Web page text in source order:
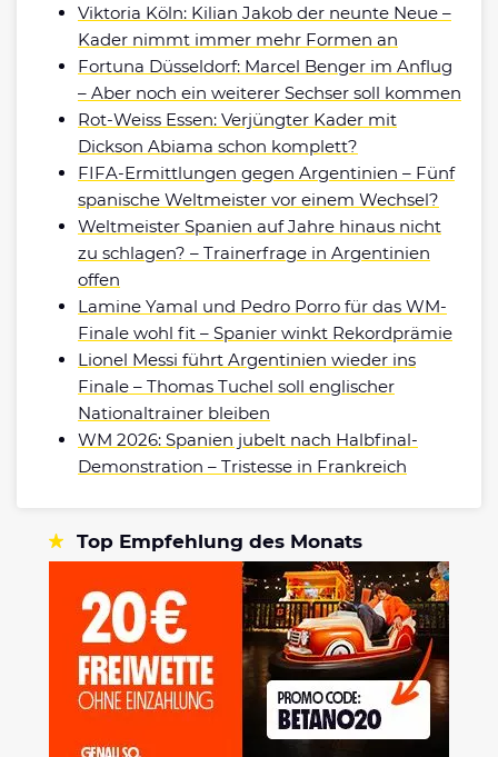
Viktoria Köln: Kilian Jakob der neunte Neue –
Kader nimmt immer mehr Formen an
Fortuna Düsseldorf: Marcel Benger im Anflug
– Aber noch ein weiterer Sechser soll kommen
Rot-Weiss Essen: Verjüngter Kader mit
Dickson Abiama schon komplett?
FIFA-Ermittlungen gegen Argentinien – Fünf
spanische Weltmeister vor einem Wechsel?
Weltmeister Spanien auf Jahre hinaus nicht
zu schlagen? – Trainerfrage in Argentinien
offen
Lamine Yamal und Pedro Porro für das WM-
Finale wohl fit – Spanier winkt Rekordprämie
Lionel Messi führt Argentinien wieder ins
Finale – Thomas Tuchel soll englischer
Nationaltrainer bleiben
WM 2026: Spanien jubelt nach Halbfinal-
Demonstration – Tristesse in Frankreich
Top Empfehlung des Monats